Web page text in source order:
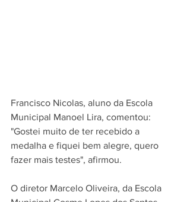
Francisco Nicolas, aluno da Escola
Municipal Manoel Lira, comentou:
"Gostei muito de ter recebido a
medalha e fiquei bem alegre, quero
fazer mais testes", afirmou.
O diretor Marcelo Oliveira, da Escola